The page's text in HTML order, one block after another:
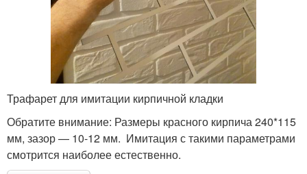
Трафарет для имитации кирпичной кладки
Обратите внимание: Размеры красного кирпича 240*115
мм, зазор — 10-12 мм. Имитация с такими параметрами
смотрится наиболее естественно.